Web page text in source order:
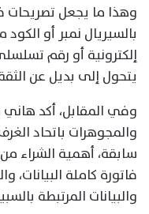
وهذا ما يجعل تصريحات
بالسيريال نمبر أو
إلكترونية أو رقم
يتحول إلى بديل عن
وفي المقابل، أكد
والمجوهرات باتحاد
سابقة، أهمية الشراء
فاتورة كاملة البيانات،
والبيانات المرتبطة